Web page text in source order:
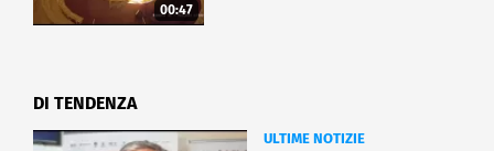
00:47
DI TENDENZA
ULTIME NOTIZIE